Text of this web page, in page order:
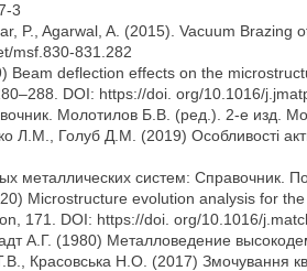
3
P., Agarwal, A. (2015). Vacuum
msf.830-831.282
Beam deflection effects on the
DOI: https://doi. org/10.1016/
Молотилов Б.В. (ред.). 2-е изд.
Л.М., Голуб Д.М. (2019) Особливості
металлических систем: Справочник.
Microstructure evolution analysis for
171. DOI: https://doi. org/10.1016/
А.Г. (1980) Металловедение
Красовська Н.О. (2017) Змочування